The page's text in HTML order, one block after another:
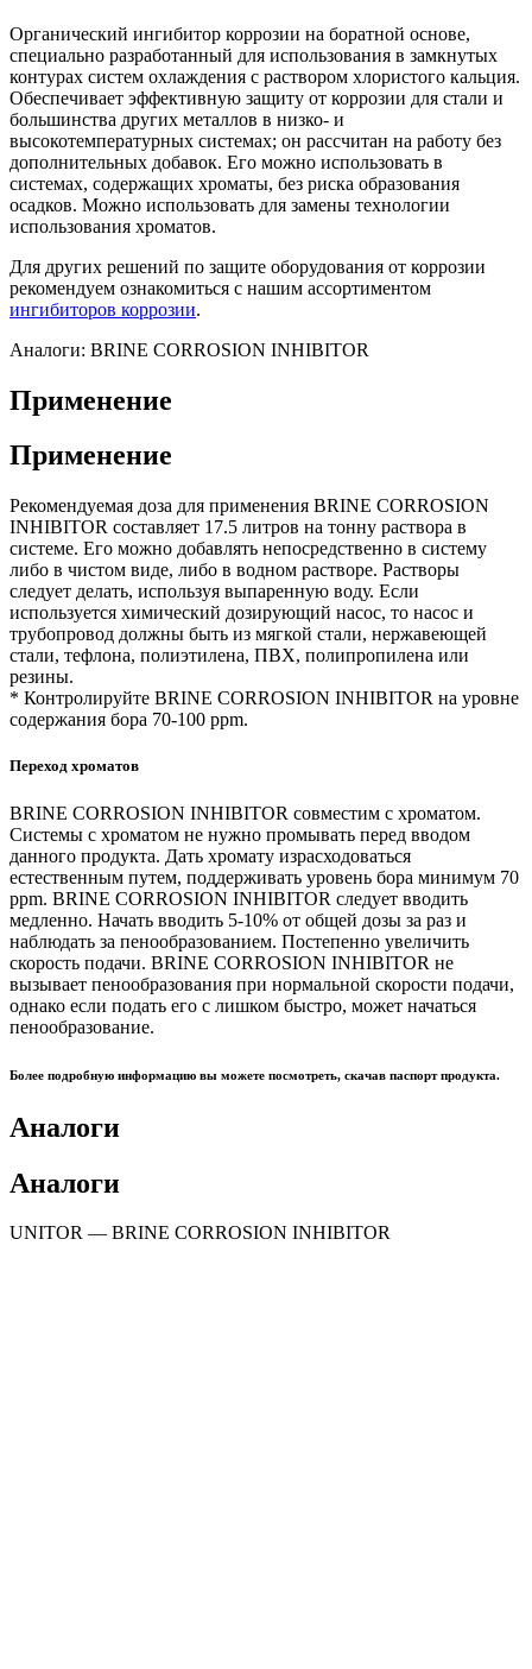
Органический ингибитор коррозии на боратной основе,
специально разработанный для использования в замкнутых
контурах систем охлаждения с раствором хлористого кальция.
Обеспечивает эффективную защиту от коррозии для стали и
большинства других металлов в низко- и
высокотемпературных системах; он рассчитан на работу без
дополнительных добавок. Его можно использовать в
системах, содержащих хроматы, без риска образования
осадков. Можно использовать для замены технологии
использования хроматов.
Для других решений по защите оборудования от коррозии
рекомендуем ознакомиться с нашим ассортиментом
ингибиторов коррозии.
Аналоги: BRINE CORROSION INHIBITOR
Применение
Применение
Рекомендуемая доза для применения BRINE CORROSION
INHIBITOR составляет 17.5 литров на тонну раствора в
системе. Его можно добавлять непосредственно в систему
либо в чистом виде, либо в водном растворе. Растворы
следует делать, используя выпаренную воду. Если
используется химический дозирующий насос, то насос и
трубопровод должны быть из мягкой стали, нержавеющей
стали, тефлона, полиэтилена, ПВХ, полипропилена или
резины.
* Контролируйте BRINE CORROSION INHIBITOR на уровне
содержания бора 70-100 ppm.
Переход хроматов
BRINE CORROSION INHIBITOR совместим с хроматом.
Системы с хроматом не нужно промывать перед вводом
данного продукта. Дать хромату израсходоваться
естественным путем, поддерживать уровень бора минимум 70
ppm. BRINE CORROSION INHIBITOR следует вводить
медленно. Начать вводить 5-10% от общей дозы за раз и
наблюдать за пенообразованием. Постепенно увеличить
скорость подачи. BRINE CORROSION INHIBITOR не
вызывает пенообразования при нормальной скорости подачи,
однако если подать его с лишком быстро, может начаться
пенообразование.
Более подробную информацию вы можете посмотреть, скачав паспорт продукта.
Аналоги
Аналоги
UNITOR — BRINE CORROSION INHIBITOR